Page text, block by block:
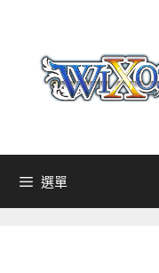
選單